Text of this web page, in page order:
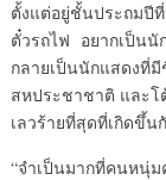
ตั้งแต่อยู่ชั้นประถมปีที่
ตั๋วรถไฟ อยากเป็นนั
กลายเป็นนักแสดงที่มี
สหประชาชาติ และโ
เลวร้ายที่สุดที่เกิดขึ้น
“จำเป็นมากที่คนหนุ่